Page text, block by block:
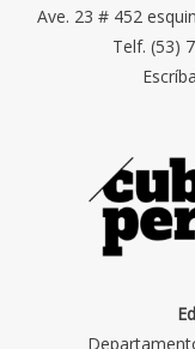
Ave. 23 # 452
Telf. (53)